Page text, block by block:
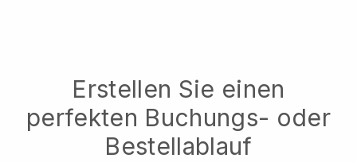
Erstellen Sie einen
perfekten Buchungs- oder
Bestellablauf